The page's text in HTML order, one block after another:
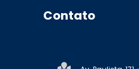
Contato